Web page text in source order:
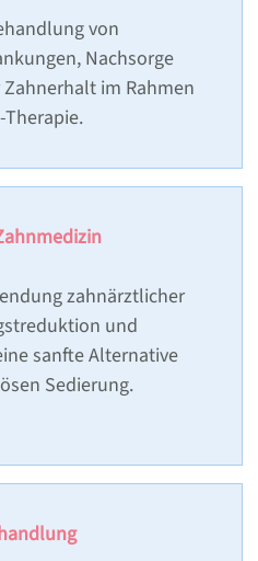
von
Nachsorge
im Rahmen
zahnärztlicher
und
sanfte Alternative
Sedierung.